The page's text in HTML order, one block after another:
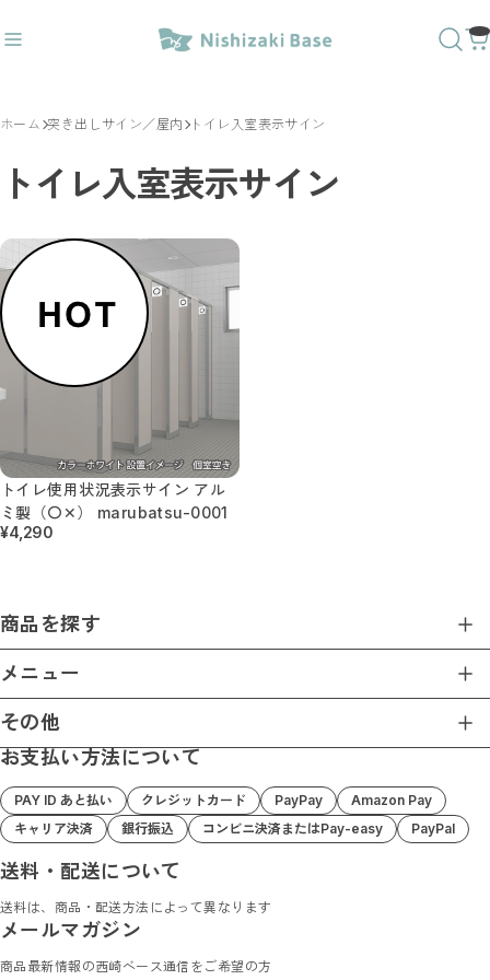
おすすめキーワード
#ダウンライトキャップ
商品カテゴリ
ラインベースデザイン
1way突出しサイン
文字ベースデザイン
突き出しＭＧサイン／屋内外
トイレサイン／屋内
突き出しサイン／屋内
1Wayサイン（送料無料）
ミニサイン
壁付サイン
階段サイン
カルプサイン
階数表示 / 階段表示サイン
小さなミニサイン
ダウンライトキャップ
置き型サイン
オリジナル（社名・ロゴ）サイン（送料無料）
ダウンライトサイン
蛍光灯サインフリー
スタンドサイン
マグネットAサイン（送料無料）
アクリルサイン（送料無料）
ホーム 突き出しサイン／屋内 トイレ入室表示サイン
トイレ入室表示サイン
トイレ使用状況表示サイン アル
ミ製（〇✕） marubatsu-0001
¥4,290
商品を探す
商品一覧
メニュー
ホーム
ショップガイド
お支払い方法について
ブログ
お問い合わせ
その他
プライバシーポリシー
特定商取引法に基づく表記
Nishizaki Base 楽天店
Nishizaki Base Amazon店
お支払い方法について
PAY ID あと払い クレジットカード PayPay
Amazon Pay
キャリア決済
銀行振込 コンビニ決済またはPay-easy PayPal
送料・配送について
送料は、商品・配送方法によって異なります
メールマガジン
商品最新情報の西崎ベース通信をご希望の方